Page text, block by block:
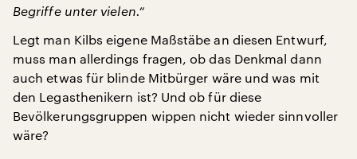
Begriffe unter vielen.“
Legt man Kilbs eigene Maßstäbe an diesen Entwurf,
muss man allerdings fragen, ob das Denkmal dann
auch etwas für blinde Mitbürger wäre und was mit
den Legasthenikern ist? Und ob für diese
Bevölkerungsgruppen wippen nicht wieder sinnvoller
wäre?